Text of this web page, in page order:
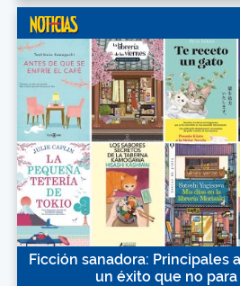
Ficción sanadora: Principales
un éxito que no